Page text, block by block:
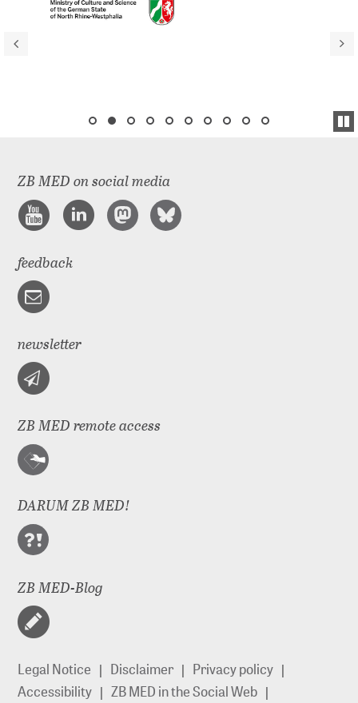
ZB MED on social media
feedback
newsletter
ZB MED remote access
DARUM ZB MED!
ZB MED-Blog
Legal Notice Disclaimer
Privacy policy
Accessibility
ZB MED in the Social Web